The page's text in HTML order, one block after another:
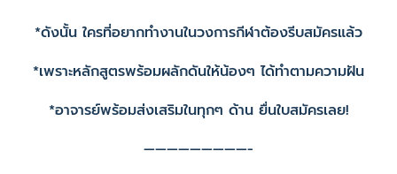
*ดังนั้น ใครที่อยากทำงานในวงการกีฬาต้องรีบสมัครแล้ว
*เพราะหลักสูตรพร้อมผลักดันให้น้องๆ ได้ทำตามความฝัน
*อาจารย์พร้อมส่งเสริมในทุกๆ ด้าน ยื่นใบสมัครเลย!
—————————-